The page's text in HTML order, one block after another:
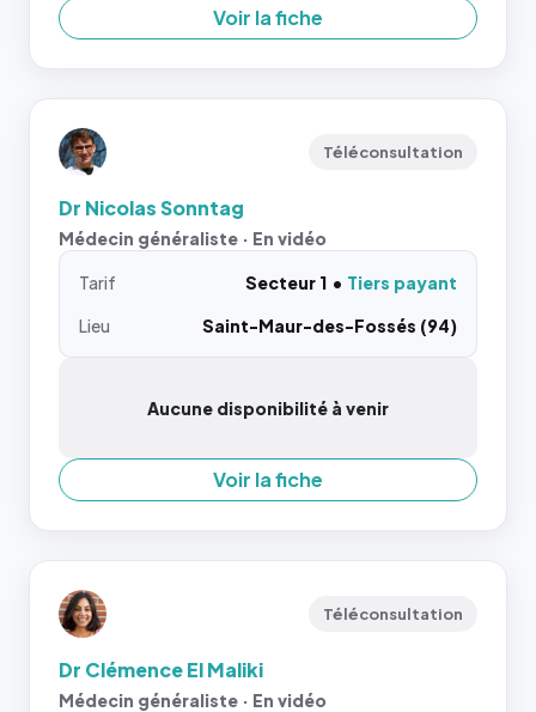
Voir la fiche
Téléconsultation
Dr Nicolas Sonntag
Médecin généraliste · En vidéo
Tarif Secteur 1
Tiers payant
Lieu
Saint-Maur-des-Fossés (94)
Aucune disponibilité à venir
Voir la fiche
Téléconsultation
Dr Clémence El Maliki
Médecin généraliste · En vidéo